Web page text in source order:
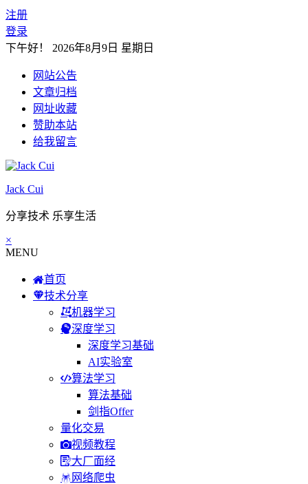
注册
登录
下午好！ 2026年8月9日 星期日
网站公告
文章归档
网址收藏
赞助本站
给我留言
Jack Cui
分享技术 乐享生活
×
MENU
首页
技术分享
机器学习
深度学习
深度学习基础
AI实验室
算法学习
算法基础
剑指Offer
量化交易
视频教程
大厂面经
网络爬虫